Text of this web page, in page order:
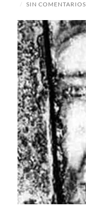
/ SIN COMENTARIOS